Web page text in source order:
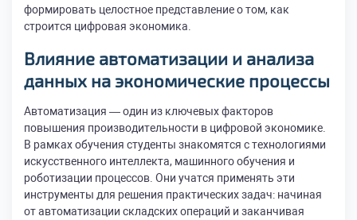
формировать целостное представление о том, как
строится цифровая экономика.
Влияние автоматизации и анализа
данных на экономические процессы
Автоматизация — один из ключевых факторов
повышения производительности в цифровой экономике.
В рамках обучения студенты знакомятся с технологиями
искусственного интеллекта, машинного обучения и
роботизации процессов. Они учатся применять эти
инструменты для решения практических задач: начиная
от автоматизации складских операций и заканчивая